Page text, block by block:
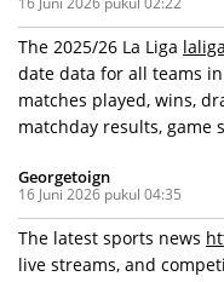
The 2025/26 La Liga
date data for all teams
matches played, wins,
matchday results, game
Georgetoign
16 Juni 2026 pukul 04:35
The latest sports news
live streams, and